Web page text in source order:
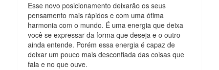
Esse novo posicionamento deixarão os seus
pensamento mais rápidos e com uma ótima
harmonia com o mundo. É uma energia que deixa
você se expressar da forma que deseja e o outro
ainda entende. Porém essa energia é capaz de
deixar um pouco mais desconfiada das coisas que
fala e no que ouve.